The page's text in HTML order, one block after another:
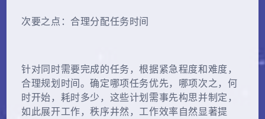
次要之点：合理分配任务时间
针对同时需要完成的任务，根据紧急程度和难度，
合理规划时间。确定哪项任务优先，哪项次之，何
时开始，耗时多少，这些计划需事先构思并制定，
如此展开工作，秩序井然，工作效率自然显著提